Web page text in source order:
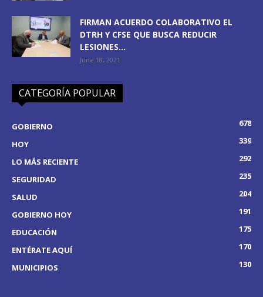
FIRMAN ACUERDO COLABORATIVO EL
DTRH Y CFSE QUE BUSCA REDUCIR
LESIONES...
June 18, 2021
CATEGORÍA POPULAR
GOBIERNO
678
HOY
339
LO MÁS RECIENTE
292
SEGURIDAD
235
SALUD
204
GOBIERNO HOY
191
EDUCACIÓN
175
ENTÉRATE AQUÍ
170
MUNICIPIOS
130